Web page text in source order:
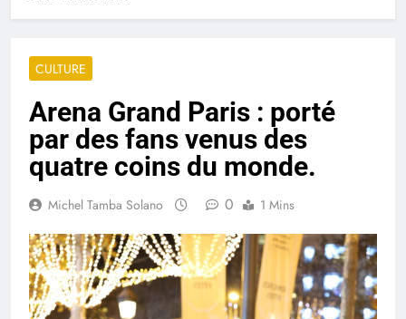
CULTURE
Arena Grand Paris : porté
par des fans venus des
quatre coins du monde.
Michel Tamba Solano 0 1 Mins